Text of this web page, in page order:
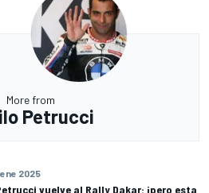
More from
Petrucci
2025
vuelve al Rally Dakar: ¡pero esta